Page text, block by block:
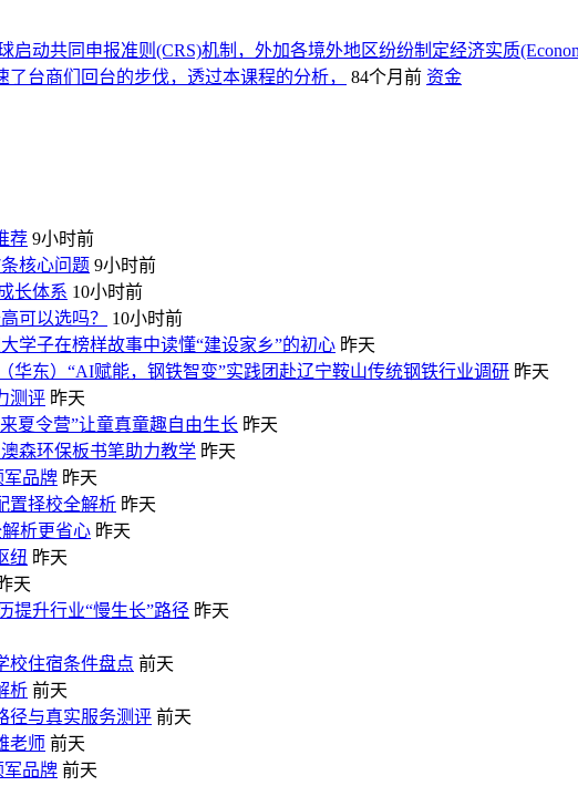
启动共同申报准则(CRS)机制，外加各境外地区纷纷制定经济实质
台商们回台的步伐，透过本课程的分析，
84个月前 资金
荐 9小时前
核心问题 9小时前
长体系 10小时前
可以选吗？
10小时前
子在榜样故事中读懂“建设家乡”的初心 昨天
东）“AI赋能，钢铁智变”实践团赴辽宁鞍山传统钢铁行业调研 昨天
测评 昨天
夏令营”让童真童趣自由生长 昨天
森环保板书笔助力教学 昨天
军品牌 昨天
置择校全解析 昨天
析更省心 昨天
纽 昨天
天
提升行业“慢生长”路径 昨天
校住宿条件盘点 前天
析 前天
径与真实服务测评 前天
老师 前天
军品牌 前天